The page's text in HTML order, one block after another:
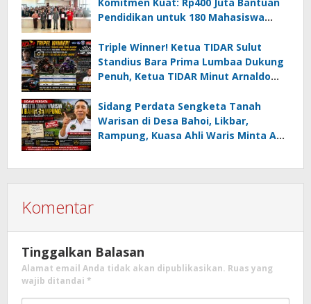
Pendidikan untuk 180 Mahasiswa
Triple Winner! Ketua TIDAR Sulut
Standius Bara Prima Lumbaa Dukung
Penuh, Ketua TIDAR Minut Arnaldo
05 MC JOE Sapu Bersih Tiga Gelar
Juara Umum
Sidang Perdata Sengketa Tanah
Warisan di Desa Bahoi, Likbar,
Rampung, Kuasa Ahli Waris Minta APH
Komentar
Tinggalkan Balasan
Alamat email Anda tidak akan dipublikasikan. Ruas yang
wajib ditandai *